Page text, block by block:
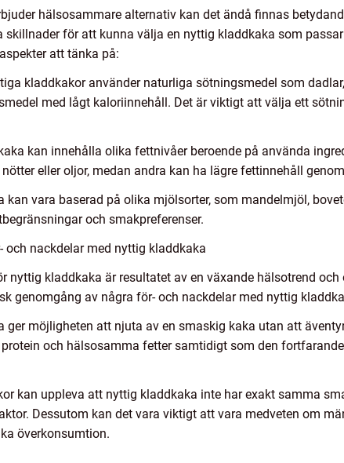
hälsosammare alternativ kan det ändå finnas
skillnader för att kunna välja en nyttig kladdkaka som
att tänka på:
kladdkakor använder naturliga sötningsmedel som
med lågt kaloriinnehåll. Det är viktigt att välja ett
kan innehålla olika fettnivåer beroende på använda
eller oljor, medan andra kan ha lägre fettinnehåll
vara baserad på olika mjölsorter, som mandelmjöl,
och smakpreferenser.
och nackdelar med nyttig kladdkaka
nyttig kladdkaka är resultatet av en växande hälsotrend
genomgång av några för- och nackdelar med nyttig
ger möjligheten att njuta av en smaskig kaka utan att
och hälsosamma fetter samtidigt som den
kan uppleva att nyttig kladdkaka inte har exakt samma
Dessutom kan det vara viktigt att vara medveten om
överkonsumtion.